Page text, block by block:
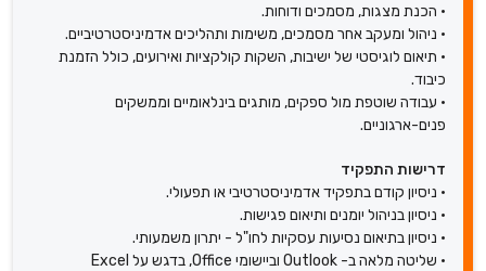
• הכנת מצגות, מסמכים ודוחות.
• ניהול ומעקב אחר מסמכים, משימות ותהליכים אדמיניסטרטיביים.
• תיאום לוגיסטי של ישיבות, השקות קולקציות ואירועים, כולל הזמנת
כיבוד.
• עבודה שוטפת מול ספקים, מותגים בינלאומיים וממשקים
פנים-ארגוניים.
דרישות התפקיד
• ניסיון קודם בתפקיד אדמיניסטרטיבי או תפעולי.
• ניסיון בניהול יומנים ותיאום פגישות.
• ניסיון בתיאום נסיעות עסקיות לחו"ל - יתרון משמעותי.
• שליטה מלאה ב- Outlook וביישומי Office, בדגש על Excel